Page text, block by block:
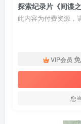
探索纪录片《间谍
此内容为付费资源，
VIP会员
您